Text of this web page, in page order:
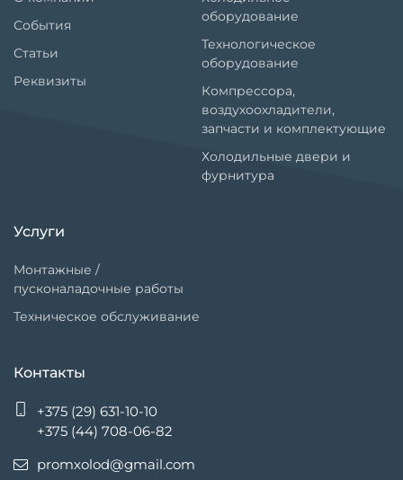
События
Статьи
Реквизиты
оборудование
Технологическое
оборудование
Компрессора,
воздухоохладители,
запчасти и комплектующие
Холодильные двери и
фурнитура
Услуги
Монтажные /
пусконаладочные работы
Техническое обслуживание
Контакты
+375 (29) 631-10-10
+375 (44) 708-06-82
promxolod@gmail.com